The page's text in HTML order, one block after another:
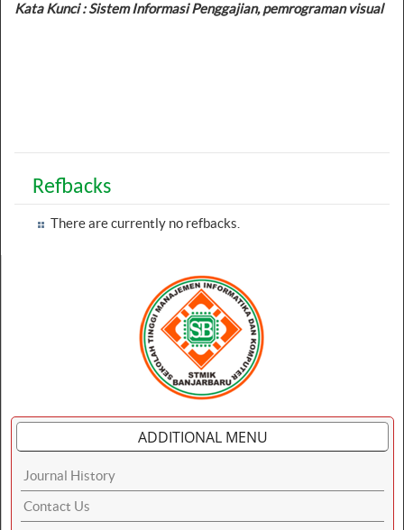
Kata Kunci : Sistem Informasi Penggajian, pemrograman visual
Refbacks
There are currently no refbacks.
ADDITIONAL MENU
Journal History
Contact Us